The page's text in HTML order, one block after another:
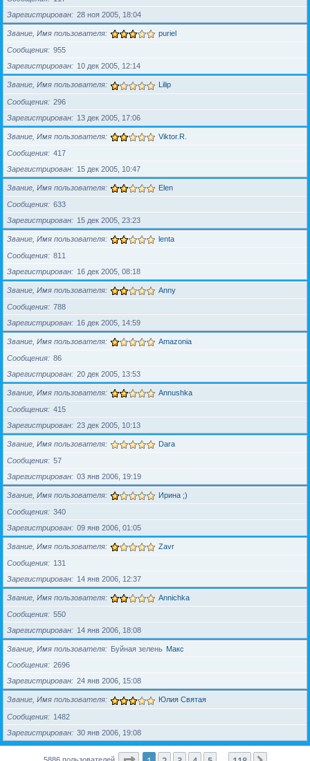
Зарегистрирован
28 ноя 2005, 18:04
Звание, Имя пользователя puriel
Сообщения
955
Зарегистрирован
10 дек 2005, 12:14
Звание, Имя пользователя Lilip
Сообщения
296
Зарегистрирован
13 дек 2005, 17:06
Звание, Имя пользователя Viktor.R.
Сообщения
417
Зарегистрирован
15 дек 2005, 10:47
Звание, Имя пользователя Elen
Сообщения
633
Зарегистрирован
15 дек 2005, 23:23
Звание, Имя пользователя lenta
Сообщения
811
Зарегистрирован
16 дек 2005, 08:18
Звание, Имя пользователя Anny
Сообщения
788
Зарегистрирован
16 дек 2005, 14:59
Звание, Имя пользователя Amazonia
Сообщения
86
Зарегистрирован
20 дек 2005, 13:53
Звание, Имя пользователя Annushka
Сообщения
415
Зарегистрирован
23 дек 2005, 10:13
Звание, Имя пользователя Dara
Сообщения
57
Зарегистрирован
03 янв 2006, 19:19
Звание, Имя пользователя Ирина ;)
Сообщения
340
Зарегистрирован
09 янв 2006, 01:05
Звание, Имя пользователя Zavr
Сообщения
131
Зарегистрирован
14 янв 2006, 12:37
Звание, Имя пользователя Annichka
Сообщения
550
Зарегистрирован
14 янв 2006, 18:08
Звание, Имя пользователя Буйная зелень Макс
Сообщения
2696
Зарегистрирован
24 янв 2006, 15:08
Звание, Имя пользователя Юлия Святая
Сообщения
1482
Зарегистрирован
30 янв 2006, 19:08
5886 пользователей